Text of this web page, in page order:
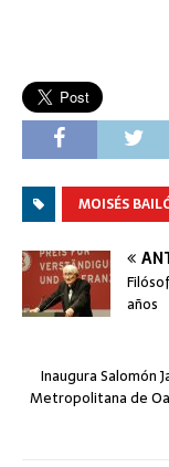
MOISÉS
años
Inaugura Salomón
Metropolitana de